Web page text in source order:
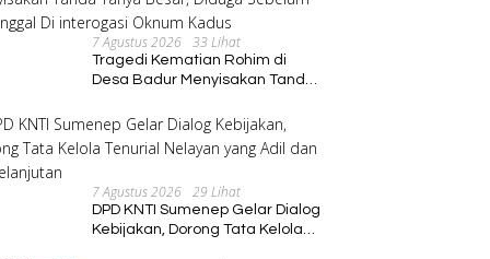
7 Agustus 2026 33 Lihat
Tragedi Kematian Rohim di
Desa Badur Menyisakan Tanda
Meninggal Di interogasi Oknum
Kadus
7 Agustus 2026 29 Lihat
DPD KNTI Sumenep Gelar Dialog
Kebijakan, Dorong Tata Kelola